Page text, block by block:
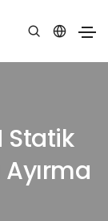
Statik
Ayırma